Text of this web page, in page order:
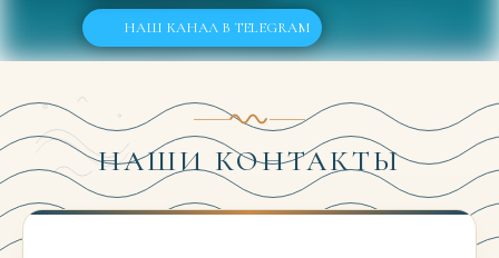
НАШ КАНАЛ В TELEGRAM
НАШИ КОНТАКТЫ